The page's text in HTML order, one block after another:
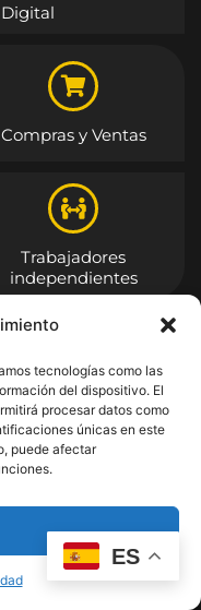
tecnologías como las
del dispositivo. El
procesar datos como
únicas en este
puede afectar
Compras y Ventas
Trabajadores
independientes
ES